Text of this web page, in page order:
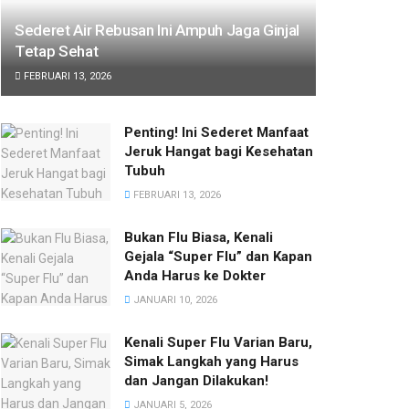
Sederet Air Rebusan Ini Ampuh Jaga Ginjal
Tetap Sehat
FEBRUARI 13, 2026
Penting! Ini Sederet Manfaat
Jeruk Hangat bagi Kesehatan
Tubuh
FEBRUARI 13, 2026
Bukan Flu Biasa, Kenali
Gejala “Super Flu” dan Kapan
Anda Harus ke Dokter
JANUARI 10, 2026
Kenali Super Flu Varian Baru,
Simak Langkah yang Harus
dan Jangan Dilakukan!
JANUARI 5, 2026